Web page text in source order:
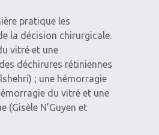
pratique les
la ­décision chirurgicale.
vitré et une
déchirures rétiniennes
; une hémorragie
du vitré et une
(Gisèle N’Guyen et